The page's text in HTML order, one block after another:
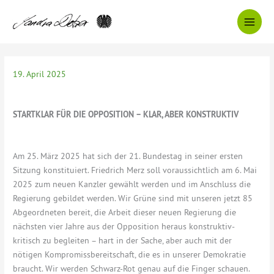
Inhalt
19. April 2025
STARTKLAR FÜR DIE OPPOSITION – KLAR, ABER KONSTRUKTIV
Am 25. März 2025 hat sich der 21. Bundestag in seiner ersten
Sitzung konstituiert. Friedrich Merz soll voraussichtlich am 6. Mai
2025 zum neuen Kanzler gewählt werden und im Anschluss die
Regierung gebildet werden. Wir Grüne sind mit unseren jetzt 85
Abgeordneten bereit, die Arbeit dieser neuen Regierung die
nächsten vier Jahre aus der Opposition heraus konstruktiv-
kritisch zu begleiten – hart in der Sache, aber auch mit der
nötigen Kompromissbereitschaft, die es in unserer Demokratie
braucht. Wir werden Schwarz-Rot genau auf die Finger schauen.